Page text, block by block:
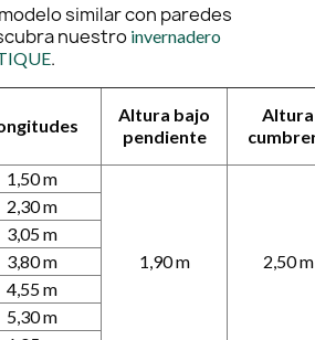
similar con paredes
nuestro invernadero
.
Altura bajo
pendiente
Altura
1,50 m
1,90 m 2,50 m
2,30 m
3,05 m
3,80 m
4,55 m
5,30 m